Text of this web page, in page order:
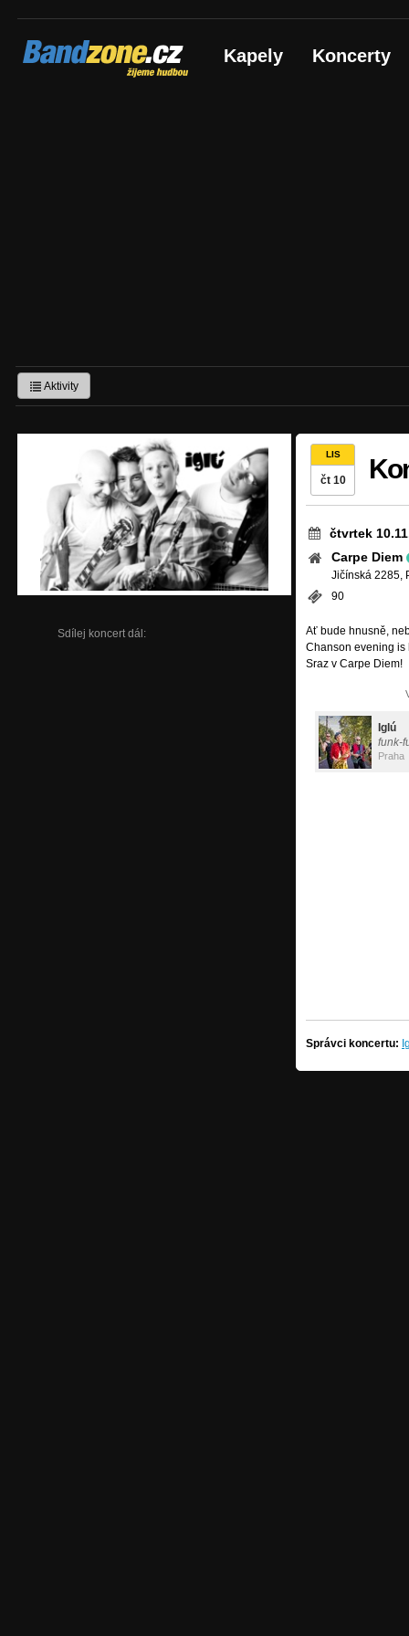
Bandzone.cz
žijeme hudbou Kapely Koncerty
Aktivity
Sdílej koncert dál:
LIS
čt 10
čtvrtek
Carpe Diem
Jičínská 2285,
90
Ať bude hnusně,
Chanson evening is
Sraz v Carpe Diem!
Iglú
funk-
Praha
Správci koncertu: